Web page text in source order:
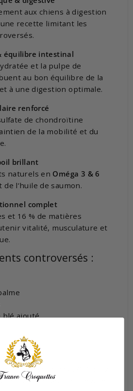
aux chiens à digestion
recette limitant les
équilibre intestinal
et la pulpe de
au bon équilibre de la
à une digestion optimale.
renforcé
de chondroïtine
de la mobilité et du
brillant
naturels en Oméga 3 & 6
l’huile de saumon.
complet
et 16 % de matières
vitalité, musculature et
controversés :
blé ajouté
déshydratées (29 %), riz
huile de saumon, levure